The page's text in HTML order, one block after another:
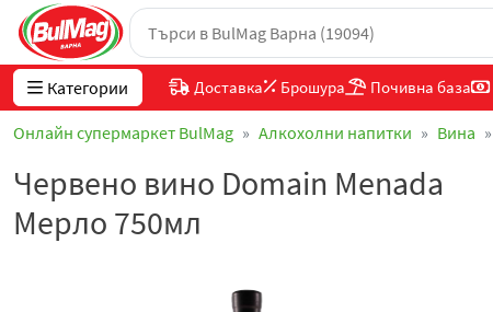
Категории Доставка Брошура Почивна база
Онлайн супермаркет BulMag Алкохолни напитки Вина
Червено вино Domain Menada
Мерло 750мл